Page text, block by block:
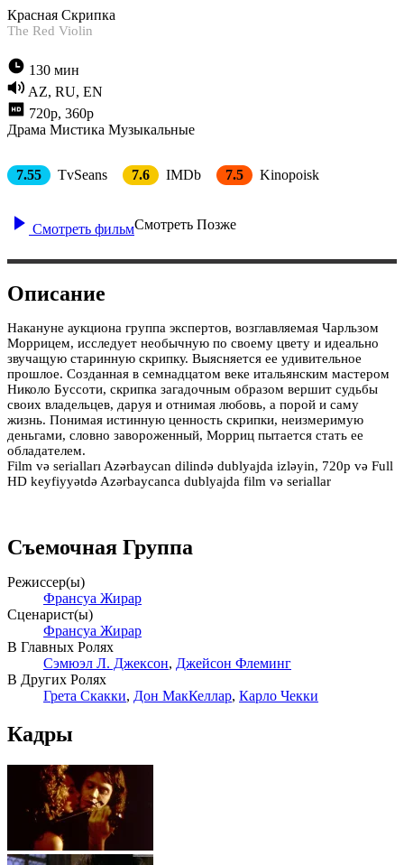
Красная Скрипка
The Red Violin
130 мин
AZ, RU, EN
720p, 360p
Драма Мистика Музыкальные
7.55 TvSeans 7.6 IMDb 7.5 Kinopoisk
Смотреть фильмСмотреть Позже
Описание
Накануне аукциона группа экспертов, возглавляемая Чарльзом
Моррицем, исследует необычную по своему цвету и идеально
звучащую старинную скрипку. Выясняется ее удивительное
прошлое. Созданная в семнадцатом веке итальянским мастером
Николо Буссоти, скрипка загадочным образом вершит судьбы
своих владельцев, даруя и отнимая любовь, а порой и саму
жизнь. Понимая истинную ценность скрипки, неизмеримую
деньгами, словно завороженный, Морриц пытается стать ее
обладателем.
Film və serialları Azərbaycan dilində dublyajda izləyin, 720p və Full
HD keyfiyyətdə Azərbaycanca dublyajda film və seriallar
Съемочная Группа
Режиссер(ы)
Франсуа Жирар
Сценарист(ы)
Франсуа Жирар
В Главных Ролях
Сэмюэл Л. Джексон, Джейсон Флеминг
В Других Ролях
Грета Скакки, Дон МакКеллар, Карло Чекки
Кадры